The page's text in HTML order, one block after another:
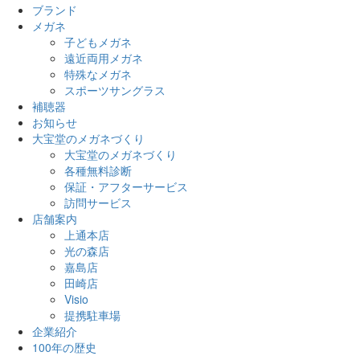
ブランド
メガネ
子どもメガネ
遠近両用メガネ
特殊なメガネ
スポーツサングラス
補聴器
お知らせ
大宝堂のメガネづくり
大宝堂のメガネづくり
各種無料診断
保証・アフターサービス
訪問サービス
店舗案内
上通本店
光の森店
嘉島店
田崎店
Visio
提携駐車場
企業紹介
100年の歴史